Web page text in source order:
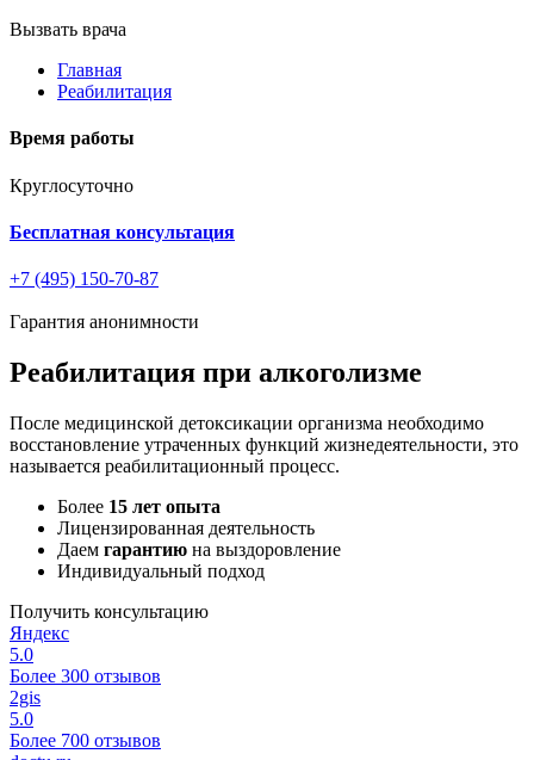
Вызвать врача
Главная
Реабилитация
Время работы
Круглосуточно
Бесплатная консультация
+7 (495) 150-70-87
Гарантия анонимности
Реабилитация при алкоголизме
После медицинской детоксикации организма необходимо
восстановление утраченных функций жизнедеятельности, это
называется реабилитационный процесс.
Более 15 лет опыта
Лицензированная деятельность
Даем гарантию на выздоровление
Индивидуальный подход
Получить консультацию
Яндекс
5.0
Более 300 отзывов
2gis
5.0
Более 700 отзывов